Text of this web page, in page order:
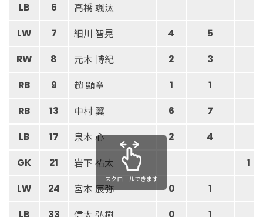
LB 6 高橋 颯汰
LW 7 細川 智晃 4 5
RW 8 元木 博紀 2 3
RB 9 趙 顯章 1 1
RB 13 中村 翼 6 7
LB 17 泉本 心 2 4
GK 21 岩下 祐太 1
LW 24 宮本 辰弥 0 1
LB 33 0 1
スクロールできます